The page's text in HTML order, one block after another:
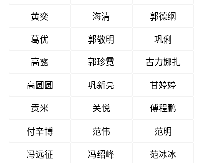
黄奕
海清
郭德纲
葛优
郭敬明
巩俐
高露
郭珍霓
古力娜扎
高圆圆
巩新亮
甘婷婷
贡米
关悦
傅程鹏
付辛博
范伟
范明
冯远征
冯绍峰 范冰冰